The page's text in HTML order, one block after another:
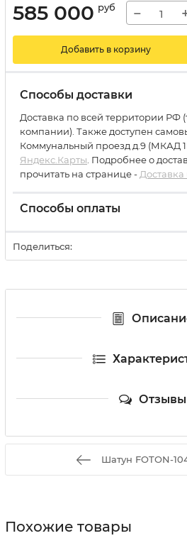
585 000 руб −
Добавить в корзину
Способы доставки
Доставка по всей территории РФ
компании). Также доступен
Коммунальный проезд д.9 (МКАД
Яндекс.Карты . Подробнее о
прочитать на странице - Доставка
Способы оплаты
Поделиться:
Отзывы
Шатун FOTON-
Похожие товары